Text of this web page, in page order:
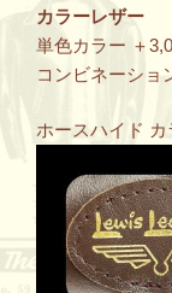
カラーレザー
単色カラー ＋
コンビネーショ
ホースハイド カ